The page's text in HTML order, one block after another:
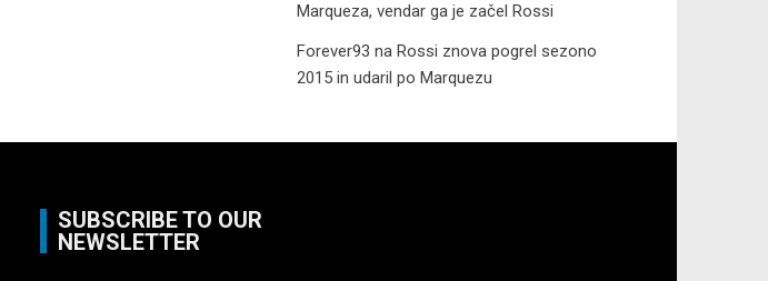
Marqueza, vendar ga je začel Rossi
Forever93 na Rossi znova pogrel sezono
2015 in udaril po Marquezu
SUBSCRIBE TO OUR
NEWSLETTER